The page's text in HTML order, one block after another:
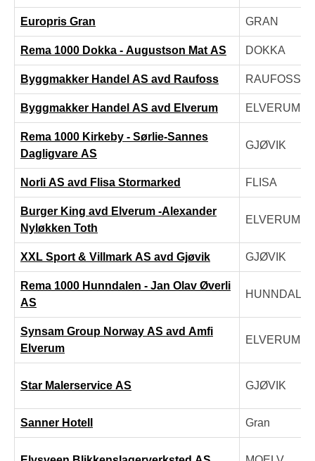
Europris Gran GRAN
Rema 1000 Dokka - Augustson Mat AS DOKKA
Byggmakker Handel AS avd Raufoss RAUFOSS
Byggmakker Handel AS avd Elverum ELVERUM
Rema 1000 Kirkeby - Sørlie-Sannes
Dagligvare AS
GJØVIK
Norli AS avd Flisa Stormarked FLISA
Burger King avd Elverum -Alexander
Nyløkken Toth
ELVERUM
XXL Sport & Villmark AS avd Gjøvik GJØVIK
Rema 1000 Hunndalen - Jan Olav Øverli
AS
Synsam Group Norway AS avd Amfi
Elverum
ELVERUM
Star Malerservice AS GJØVIK
Sanner Hotell Gran